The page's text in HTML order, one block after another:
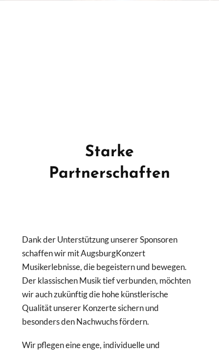
Starke
Partnerschaften
Dank der Unterstützung unserer Sponsoren
schaffen wir mit AugsburgKonzert
Musikerlebnisse, die begeistern und bewegen.
Der klassischen Musik tief verbunden, möchten
wir auch zukünftig die hohe künstlerische
Qualität unserer Konzerte sichern und
besonders den Nachwuchs fördern.
Wir pflegen eine enge, individuelle und